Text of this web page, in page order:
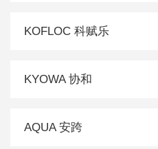
KOFLOC 科赋乐
KYOWA 协和
AQUA 安跨